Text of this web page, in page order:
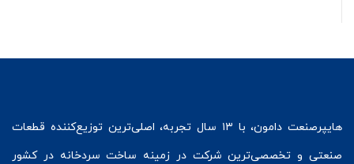
هایپرصنعت
دامون، با ۱۳ سال تجربه، اصلی‌ترین توزیع‌کننده قطعات
صنعتی و تخصصی‌ترین شرکت در زمینه ساخت سردخانه در کشور